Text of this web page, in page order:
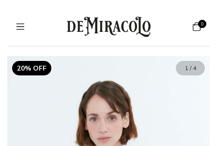
0
20% OFF 1 / 4